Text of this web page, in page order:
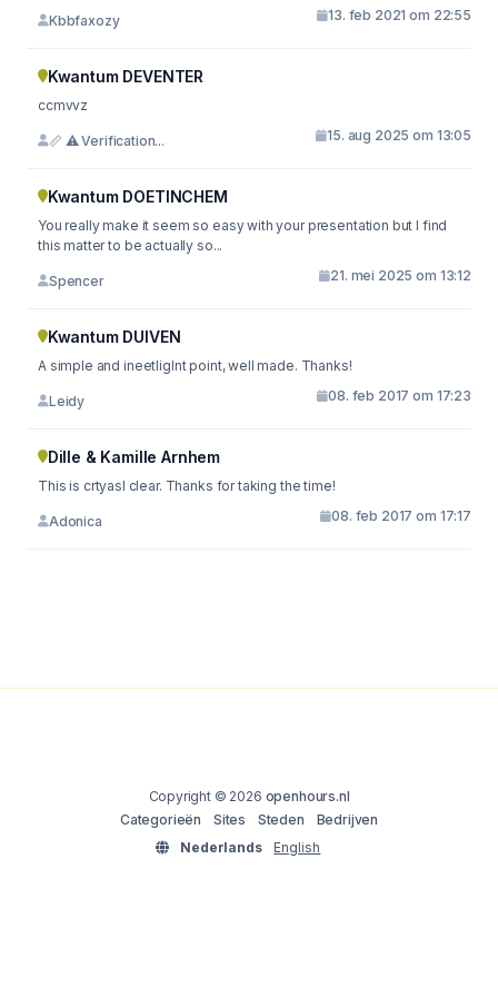
Kbbfaxozy 13. feb 2021 om 22:55
Kwantum DEVENTER
ccmvvz
📏 ⚠️ Verification... 15. aug 2025 om 13:05
Kwantum DOETINCHEM
You really make it seem so easy with your presentation but I find
this matter to be actually so...
Spencer 21. mei 2025 om 13:12
Kwantum DUIVEN
A simple and ineetliglnt point, well made. Thanks!
Leidy 08. feb 2017 om 17:23
Dille & Kamille Arnhem
This is crtyasl clear. Thanks for taking the time!
Adonica 08. feb 2017 om 17:17
Copyright © 2026 openhours.nl
Categorieën
Sites Steden
Bedrijven
Nederlands
English